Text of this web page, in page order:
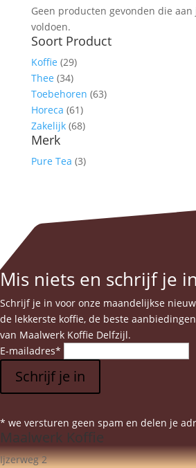
Geen producten gevonden die
voldoen.
Soort Product
Koffie (29)
Thee (34)
Toebehoren (63)
Horeca (61)
Zakelijk (68)
Merk
Pure Tea (3)
Mis niets en schrijf je
Schrijf je in voor onze maandelijkse
de lekkerste koffie, de beste
van Maalwerk Koffie Delfzijl.
E-mailadres*
Schrijf je in
* we versturen geen spam en delen je
Maalwerk Koffie
Ijzerweg 2